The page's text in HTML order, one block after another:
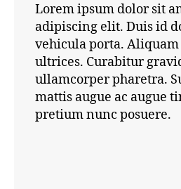
Lorem ipsum dolor sit
adipiscing elit. Duis id
vehicula porta.
ultrices. Curabitur
ullamcorper pharetra.
mattis augue ac augue
pretium nunc posuere.